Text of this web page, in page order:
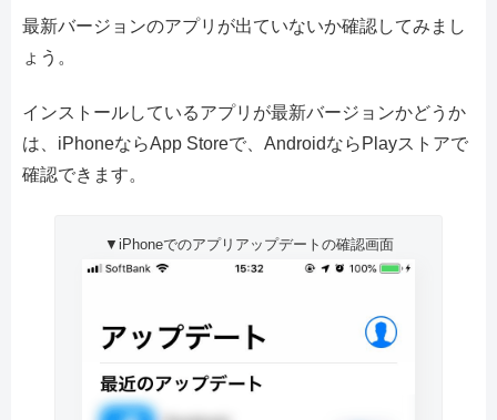
最新バージョンのアプリが出ていないか確認してみまし
ょう。
インストールしているアプリが最新バージョンかどうか
は、iPhoneならApp Storeで、AndroidならPlayストアで
確認できます。
▼iPhoneでのアプリアップデートの確認画面